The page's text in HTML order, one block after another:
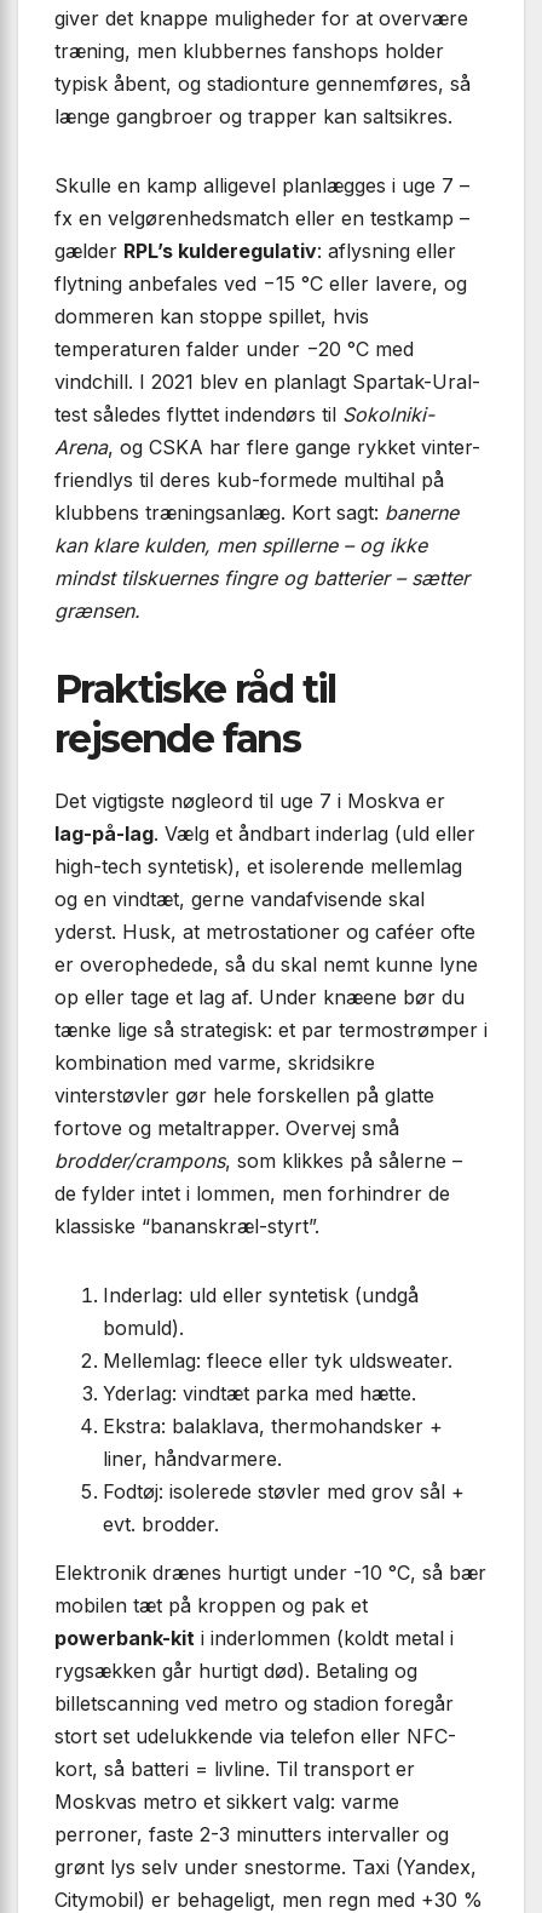
giver det knappe muligheder for at overvære
træning, men klubbernes fanshops holder
typisk åbent, og stadion­ture gennemføres, så
længe gangbroer og trapper kan saltsikres.
Skulle en kamp alligevel planlægges i uge 7 –
fx en velgørenhedsmatch eller en testkamp –
gælder RPL’s kulderegulativ: aflysning eller
flytning anbefales ved −15 °C eller lavere, og
dommeren kan stoppe spillet, hvis
temperaturen falder under −20 °C med
vindchill. I 2021 blev en planlagt Spartak-Ural-
test således flyttet indendørs til Sokolniki-
Arena, og CSKA har flere gange rykket vinter-
friendlys til deres kub-formede multihal på
klubbens træningsanlæg. Kort sagt: banerne
kan klare kulden, men spillerne – og ikke
mindst tilskuernes fingre og batterier – sætter
grænsen.
Praktiske råd til
rejsende fans
Det vigtigste nøgleord til uge 7 i Moskva er
lag-på-lag. Vælg et åndbart inderlag (uld eller
high-tech syntetisk), et isolerende mellemlag
og en vindtæt, gerne vandafvisende skal
yderst. Husk, at metrostationer og caféer ofte
er overophedede, så du skal nemt kunne lyne
op eller tage et lag af. Under knæene bør du
tænke lige så strategisk: et par termostrømper i
kombination med varme, skridsikre
vinterstøvler gør hele forskellen på glatte
fortove og metaltrapper. Overvej små
brodder/crampons, som klikkes på sålerne –
de fylder intet i lommen, men forhindrer de
klassiske “bananskræl-styrt”.
Inderlag: uld eller syntetisk (undgå
bomuld).
Mellemlag: fleece eller tyk uldsweater.
Yderlag: vindtæt parka med hætte.
Ekstra: balaklava, thermohandsker +
liner, håndvarmere.
Fodtøj: isolerede støvler med grov sål +
evt. brodder.
Elektronik drænes hurtigt under -10 °C, så bær
mobilen tæt på kroppen og pak et
powerbank-kit i inderlommen (koldt metal i
rygsækken går hurtigt død). Betaling og
billetscanning ved metro og stadion foregår
stort set udelukkende via telefon eller NFC-
kort, så batteri = livline. Til transport er
Moskvas metro et sikkert valg: varme
perroner, faste 2-3 minutters intervaller og
grønt lys selv under snestorme. Taxi (Yandex,
Citymobil) er behageligt, men regn med +30 %